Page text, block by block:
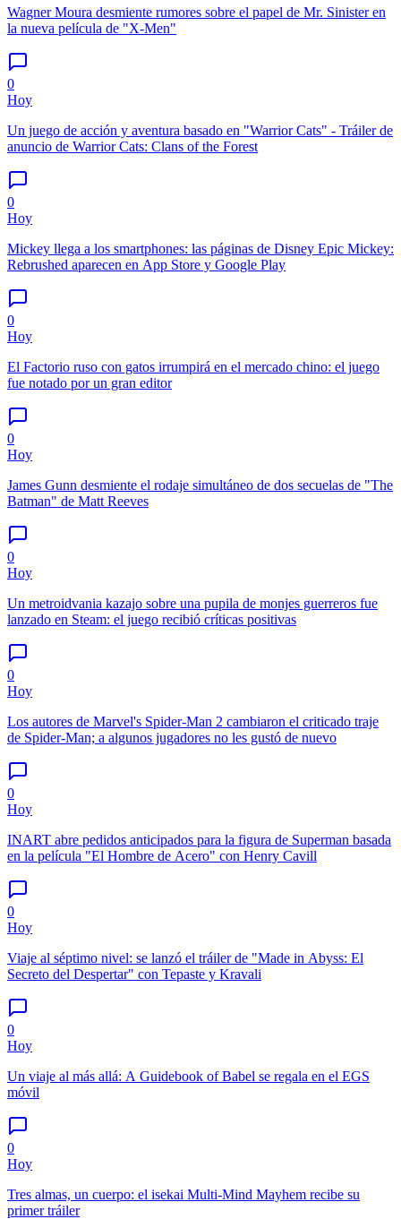
Wagner Moura desmiente rumores sobre el papel de Mr. Sinister en
la nueva película de "X-Men"
0
Hoy
Un juego de acción y aventura basado en "Warrior Cats" - Tráiler de
anuncio de Warrior Cats: Clans of the Forest
0
Hoy
Mickey llega a los smartphones: las páginas de Disney Epic Mickey:
Rebrushed aparecen en App Store y Google Play
0
Hoy
El Factorio ruso con gatos irrumpirá en el mercado chino: el juego
fue notado por un gran editor
0
Hoy
James Gunn desmiente el rodaje simultáneo de dos secuelas de "The
Batman" de Matt Reeves
0
Hoy
Un metroidvania kazajo sobre una pupila de monjes guerreros fue
lanzado en Steam: el juego recibió críticas positivas
0
Hoy
Los autores de Marvel's Spider-Man 2 cambiaron el criticado traje
de Spider-Man; a algunos jugadores no les gustó de nuevo
0
Hoy
INART abre pedidos anticipados para la figura de Superman basada
en la película "El Hombre de Acero" con Henry Cavill
0
Hoy
Viaje al séptimo nivel: se lanzó el tráiler de "Made in Abyss: El
Secreto del Despertar" con Tepaste y Kravali
0
Hoy
Un viaje al más allá: A Guidebook of Babel se regala en el EGS
móvil
0
Hoy
Tres almas, un cuerpo: el isekai Multi-Mind Mayhem recibe su
primer tráiler